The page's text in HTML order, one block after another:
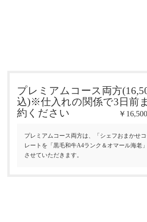
プレミアムコース両方
込)※仕入れの関係で3日前
約ください
￥
プレミアムコース両方は、「シェフおまかせ
レートを「黒毛和牛A4ランク＆オマール海老
させていただきます。